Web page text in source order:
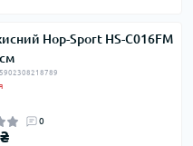
Hop-Sport HS-C016FM
5902308218789
0